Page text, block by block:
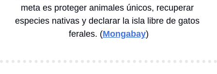
meta es proteger animales únicos, recuperar
especies nativas y declarar la isla libre de gatos
ferales. (Mongabay)